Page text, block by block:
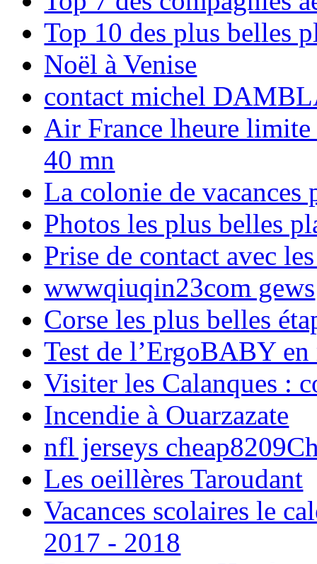
Top 10 des plus belles
Noël à Venise
contact michel
Air France lheure limite
40 mn
La colonie de vacances
Photos les plus belles
Prise de contact avec
wwwqiuqin23com gews
Corse les plus belles
Test de l’ErgoBABY en
Visiter les Calanques :
Incendie à Ouarzazate
nfl jerseys
Les oeillères Taroudant
Vacances scolaires le
2017 - 2018